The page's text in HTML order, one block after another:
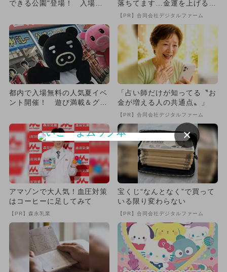
できる公園"登場！ 入場無
落ちてます…金運を上げる方
法とは
【PR】合同会社デジタルファーム
都内で入場無料の人気夏イベ
ント開催！ 遊び満載＆グル
「占い師だけが知ってる〝お
金が増える人の共通点〟」
【PR】合同会社デジタルファーム
アマゾンで大人気！血圧対策
はコーヒーに足してみて
【PR】森永乳業
宝くじ“なんとなく”で買って
いる限り変わらない
【PR】合同会社デジタルファーム
×